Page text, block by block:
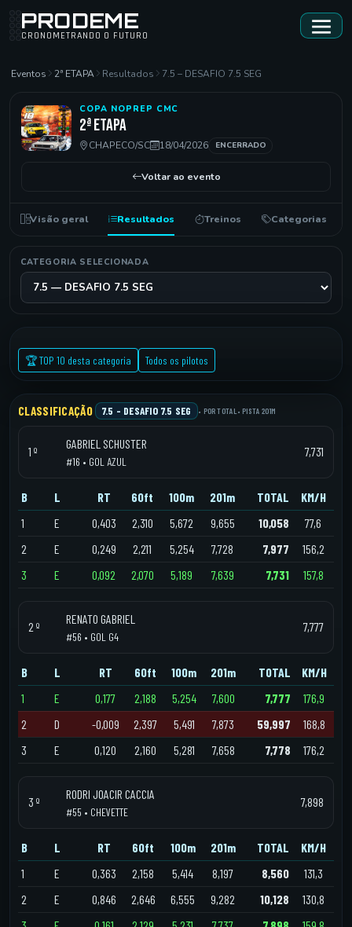
PRODEME
CRONOMETRANDO O FUTURO
Eventos 2ª ETAPA Resultados 7.5 – DESAFIO 7.5 SEG
COPA NOPREP CMC
2ª ETAPA
CHAPECO/SC 18/04/2026 ENCERRADO
Voltar ao evento
Visão geral Resultados Treinos Categorias
CATEGORIA SELECIONADA
🏆 TOP 10 desta categoria Todos os pilotos
CLASSIFICAÇÃO 7.5 – DESAFIO 7.5 SEG • POR TOTAL • PISTA 201M
1 º
GABRIEL SCHUSTER
#16 • GOL AZUL
7,731
B L RT 60ft 100m 201m TOTAL
KM/H
1
E 0,403 2,310 5,672 9,655 10,058
77,6
2
E 0,249 2,211 5,254 7,728 7,977
156,2
3
E 0,092 2,070 5,189 7,639 7,731 157,8
2 º
RENATO GABRIEL
#56 • GOL G4
7,777
B L RT 60ft 100m 201m TOTAL
KM/H
1
E 0,177 2,188 5,254 7,600 7,777
176,9
2
D -0,009 2,397 5,491 7,873 59,997
168,8
3
E 0,120 2,160 5,281 7,658 7,778 176,2
3 º
RODRI JOACIR CACCIA
#55 • CHEVETTE
7,898
B L RT 60ft 100m 201m TOTAL
KM/H
1
E 0,363 2,158 5,414 8,197 8,560
131,3
2
E 0,846 2,646 6,555 9,282 10,128
130,8